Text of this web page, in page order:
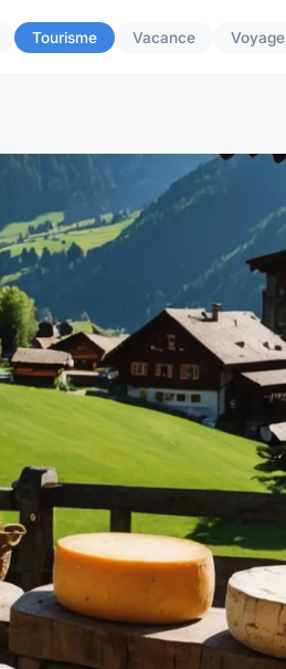
Tourisme Vacance Voyage